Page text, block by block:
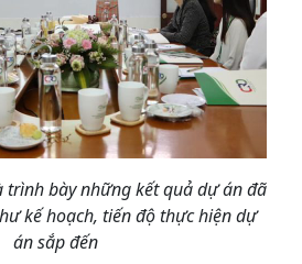
trình bày những kết quả dự án đã
kế hoạch, tiến độ thực hiện dự
án sắp đến